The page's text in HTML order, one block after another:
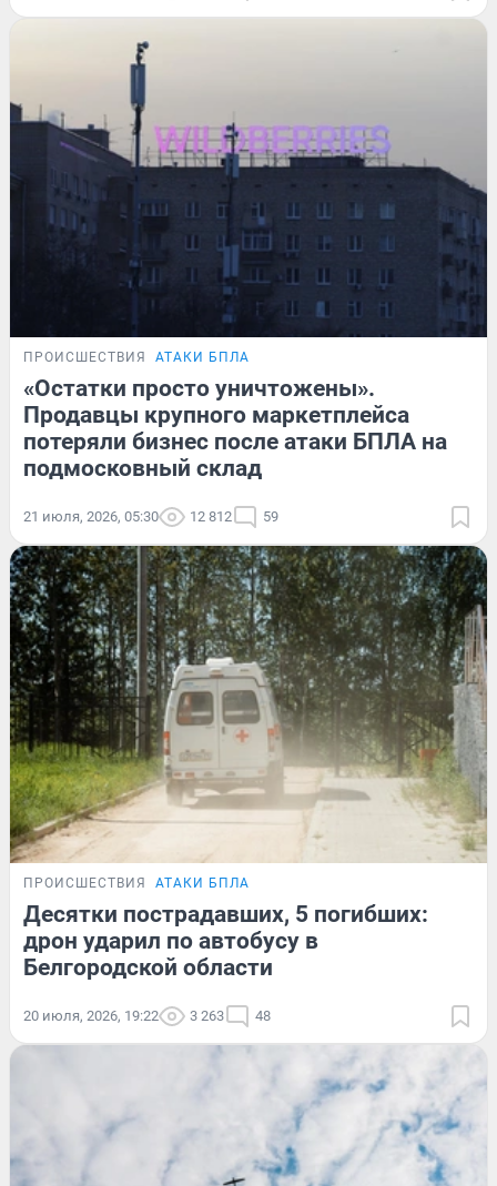
ПРОИСШЕСТВИЯ АТАКИ БПЛА
«Остатки просто уничтожены».
Продавцы крупного маркетплейса
потеряли бизнес после атаки БПЛА на
подмосковный склад
21 июля, 2026, 05:30 12 812 59
ПРОИСШЕСТВИЯ АТАКИ БПЛА
Десятки пострадавших, 5 погибших:
дрон ударил по автобусу в
Белгородской области
20 июля, 2026, 19:22 3 263 48